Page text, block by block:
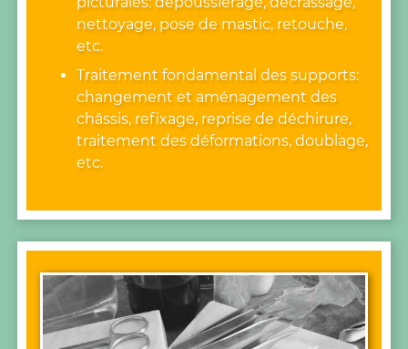
nettoyage, pose de mastic, retouche,
etc.
Traitement fondamental des supports:
changement et aménagement des
châssis, refixage, reprise de déchirure,
traitement des déformations, doublage,
etc.